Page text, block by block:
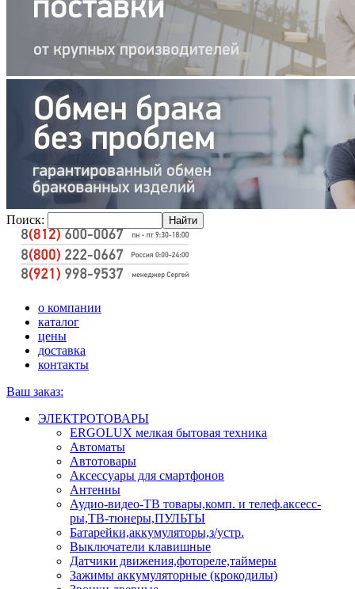
Поиск:
о компании
каталог
цены
доставка
контакты
Ваш заказ:
ЭЛЕКТРОТОВАРЫ
ERGOLUX мелкая бытовая техника
Автоматы
Автотовары
Аксессуары для смартфонов
Антенны
Аудио-видео-ТВ товары,комп. и телеф.аксесс-
ры,ТВ-тюнеры,ПУЛЬТЫ
Батарейки,аккумуляторы,з/устр.
Выключатели клавишные
Датчики движения,фотореле,таймеры
Зажимы аккумуляторные (крокодилы)